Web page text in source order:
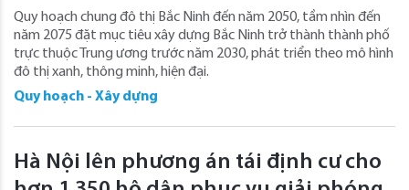
Quy hoạch chung đô thị Bắc Ninh đến năm 2050, tầm nhìn đến
năm 2075 đặt mục tiêu xây dựng Bắc Ninh trở thành thành phố
trực thuộc Trung ương trước năm 2030, phát triển theo mô hình
đô thị xanh, thông minh, hiện đại.
Quy hoạch - Xây dựng
Hà Nội lên phương án tái định cư cho